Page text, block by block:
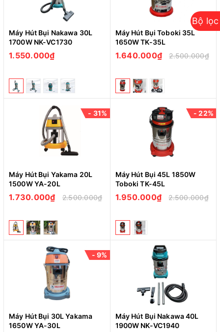
Máy Hút Bụi Nakawa 30L
1700W NK-VC1730
1.550.000₫
Máy Hút Bụi Toboki 35L
1650W TK-35L
1.640.000₫ 2.500.000₫
- 31%
Máy Hút Bụi Yakama 20L
1500W YA-20L
1.730.000₫ 2.500.000₫
- 22%
Máy Hút Bụi 45L 1850W
Toboki TK-45L
1.950.000₫ 2.500.000₫
- 9%
Máy Hút Bụi 30L Yakama
1650W YA-30L
Máy Hút Bụi Nakawa 40L
1900W NK-VC1940
Bộ lọc